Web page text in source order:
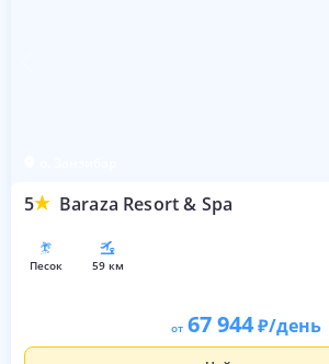
5 Baraza Resort & Spa
песок 59 км
от 67 944 /день